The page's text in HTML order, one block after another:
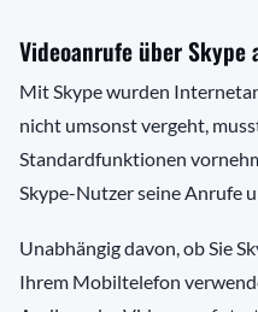
Videoanrufe über Skype
Mit Skype wurden
nicht umsonst vergeht,
Standardfunktionen
Skype-Nutzer seine Anrufe
Unabhängig davon, ob Sie
Ihrem Mobiltelefon